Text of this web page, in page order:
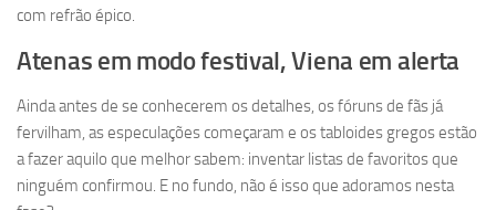
com refrão épico.
Atenas em modo festival, Viena em alerta
Ainda antes de se conhecerem os detalhes, os fóruns de fãs já
fervilham, as especulações começaram e os tabloides gregos estão
a fazer aquilo que melhor sabem: inventar listas de favoritos que
ninguém confirmou. E no fundo, não é isso que adoramos nesta